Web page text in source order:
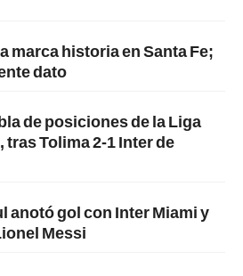
marca historia en Santa Fe;
dato
de posiciones de la Liga
tras Tolima 2-1 Inter de
anotó gol con Inter Miami y
Messi